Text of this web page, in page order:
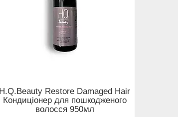
H.Q.Beauty Restore Damaged Hair
Кондиціонер для пошкодженого
волосся 950мл